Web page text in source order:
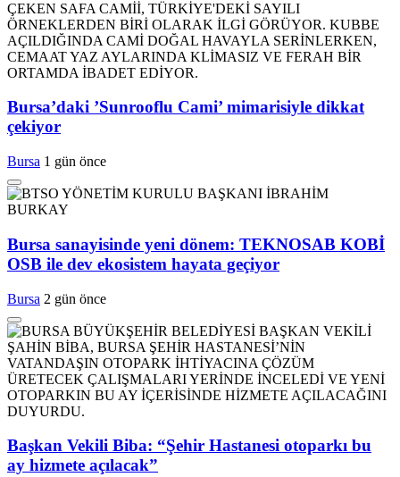
Bursa’daki ’Sunrooflu Cami’ mimarisiyle dikkat
çekiyor
Bursa 1 gün önce
Bursa sanayisinde yeni dönem: TEKNOSAB KOBİ
OSB ile dev ekosistem hayata geçiyor
Bursa 2 gün önce
Başkan Vekili Biba: “Şehir Hastanesi otoparkı bu
ay hizmete açılacak”